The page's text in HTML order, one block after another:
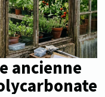
ancienne